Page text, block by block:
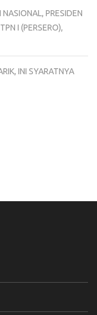
PRESIDEN
I (PERSERO),
INI SYARATNYA